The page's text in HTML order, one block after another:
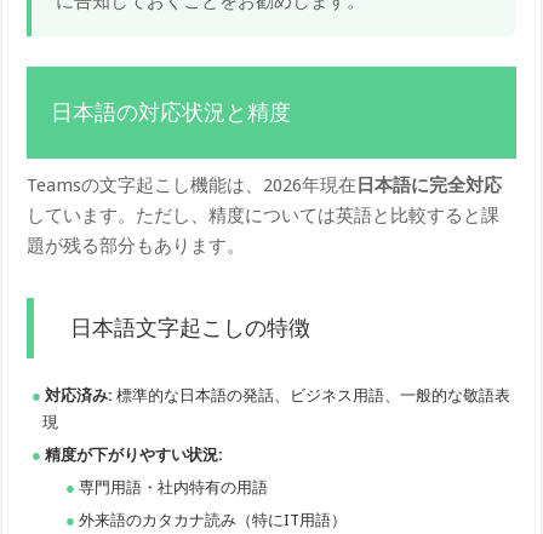
日本語の対応状況と精度
Teamsの文字起こし機能は、2026年現在 日本語に完全対応
しています。ただし、精度については英語と比較すると課
題が残る部分もあります。
日本語文字起こしの特徴
対応済み: 標準的な日本語の発話、ビジネス用語、一般的な敬語表
現
精度が下がりやすい状況:
専門用語・社内特有の用語
外来語のカタカナ読み（特にIT用語）